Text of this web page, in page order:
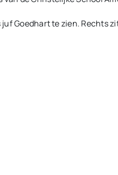
Goedhart te zien. Rechts